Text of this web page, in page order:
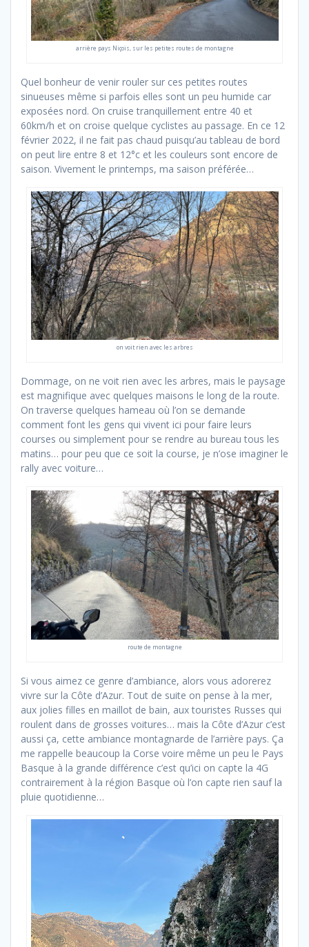
arrière pays Niçois, sur les petites routes de montagne
Quel bonheur de venir rouler sur ces petites routes
sinueuses même si parfois elles sont un peu humide car
exposées nord. On cruise tranquillement entre 40 et
60km/h et on croise quelque cyclistes au passage. En ce 12
février 2022, il ne fait pas chaud puisqu’au tableau de bord
on peut lire entre 8 et 12°c et les couleurs sont encore de
saison. Vivement le printemps, ma saison préférée…
on voit rien avec les arbres
Dommage, on ne voit rien avec les arbres, mais le paysage
est magnifique avec quelques maisons le long de la route.
On traverse quelques hameau où l’on se demande
comment font les gens qui vivent ici pour faire leurs
courses ou simplement pour se rendre au bureau tous les
matins… pour peu que ce soit la course, je n’ose imaginer le
rally avec voiture…
route de montagne
Si vous aimez ce genre d’ambiance, alors vous adorerez
vivre sur la Côte d’Azur. Tout de suite on pense à la mer,
aux jolies filles en maillot de bain, aux touristes Russes qui
roulent dans de grosses voitures… mais la Côte d’Azur c’est
aussi ça, cette ambiance montagnarde de l’arrière pays. Ça
me rappelle beaucoup la Corse voire même un peu le Pays
Basque à la grande différence c’est qu’ici on capte la 4G
contrairement à la région Basque où l’on capte rien sauf la
pluie quotidienne…